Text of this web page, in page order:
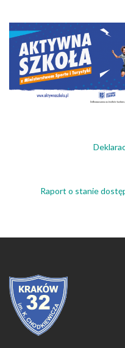
Raport o stanie